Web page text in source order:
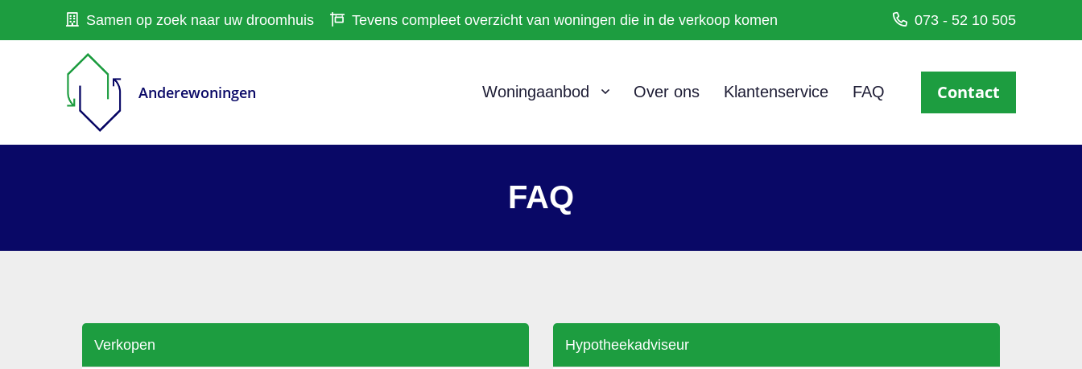
FAQ
Verkopen Hypotheekadviseur
Samen op zoek naar uw droomhuis Tevens compleet overzicht van woningen die in de verkoop komen 073 - 52 10 505
Anderewoningen Contact
Woningaanbod Over ons Klantenservice FAQ